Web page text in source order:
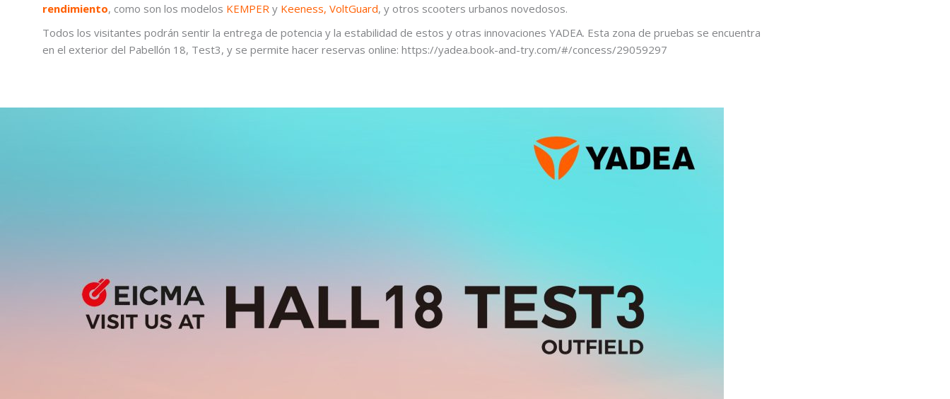
rendimiento, como son los modelos KEMPER y Keeness, VoltGuard, y otros scooters urbanos novedosos.
Todos los visitantes podrán sentir la entrega de potencia y la estabilidad de estos y otras innovaciones YADEA. Esta zona de pruebas se encuentra
en el exterior del Pabellón 18, Test3, y se permite hacer reservas online: https://yadea.book-and-try.com/#/concess/29059297